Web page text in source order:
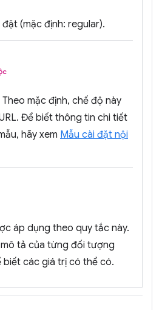
(mặc định: regular).
mặc định, chế độ này
Để biết thông tin chi tiết
hãy xem Mẫu cài đặt nội
áp dụng theo quy tắc này.
tả của từng đối tượng
các giá trị có thể có.